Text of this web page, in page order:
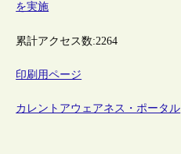
を実施
累計アクセス数:2264
印刷用ページ
カレントアウェアネス・ポータル